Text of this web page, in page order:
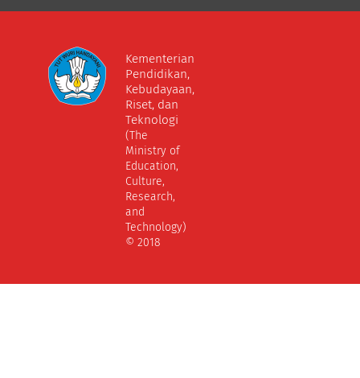
Kementerian
Pendidikan,
Kebudayaan,
Riset, dan
Teknologi
(The
Ministry of
Education,
Culture,
Research,
and
Technology)
© 2018